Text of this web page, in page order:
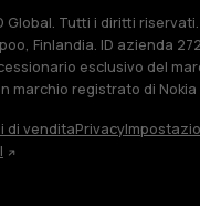
Global. Tutti i diritti
Finlandia. ID azienda
esclusivo del
marchio registrato di
di venditaPrivacy